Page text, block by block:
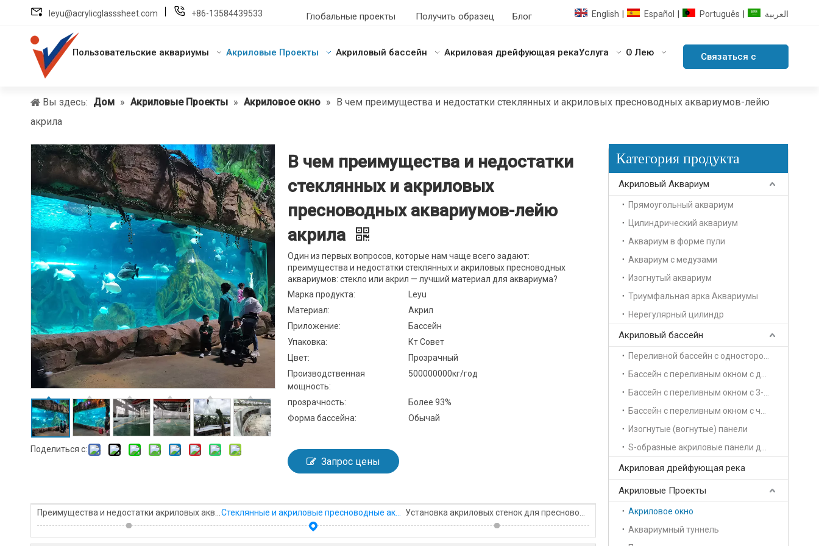
leyu@acrylicglasssheet.com +86-13584439533 Глобальные проекты Получить образец Блог English Español Português العربية
Пользовательские аквариумы Акриловые Проекты Акриловый бассейн Акриловая дрейфующая рекаУслуга О Лею Связаться с
Вы здесь: Дом » Акриловые Проекты » Акриловое окно » В чем преимущества и недостатки стеклянных и акриловых пресноводных аквариумов-лейю
акрила
Поделиться с:
В чем преимущества и недостатки
стеклянных и акриловых
пресноводных аквариумов-лейю
акрила
Один из первых вопросов, которые нам чаще всего задают:
преимущества и недостатки стеклянных и акриловых пресноводных
аквариумов: стекло или акрил — лучший материал для аквариума?
Марка продукта:
Leyu
Материал:
Акрил
Приложение:
Бассейн
Упаковка:
Кт Совет
Цвет:
Прозрачный
Производственная
мощность:
500000000кг/год
прозрачность:
Более 93%
Форма бассейна:
Обычай
Запрос цены
Стеклянные и акриловые пресноводные аквариумы.
Категория продукта
Акриловый Аквариум
Прямоугольный аквариум
Цилиндрический аквариум
Аквариум в форме пули
Аквариум с медузами
Изогнутый аквариум
Триумфальная арка Аквариумы
Нерегулярный цилиндр
Акриловый бассейн
Изогнутые (вогнутые) панели
Акриловая дрейфующая река
Акриловые Проекты
Акриловое окно
Аквариумный туннель